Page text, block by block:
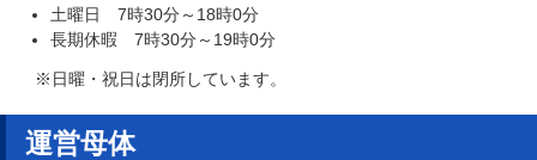
土曜日 7時30分～18時0分
長期休暇 7時30分～19時0分
※日曜・祝日は閉所しています。
運営母体